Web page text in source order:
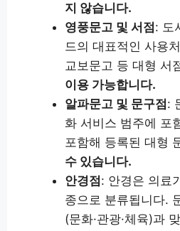
지 않습니다.
영풍문고 및 서점 : 도
드의 대표적인 사용
교보문고 등 대형 서
이용 가능합니다.
알파문고 및 문구점 :
화 서비스 범주에 포
포함해 등록된 대형
수 있습니다.
안경점 : 안경은 의료
종으로 분류됩니다.
(문화·관광·체육)과